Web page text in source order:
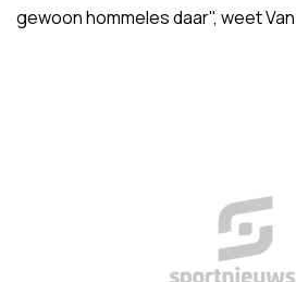
gewoon hommeles daar", weet